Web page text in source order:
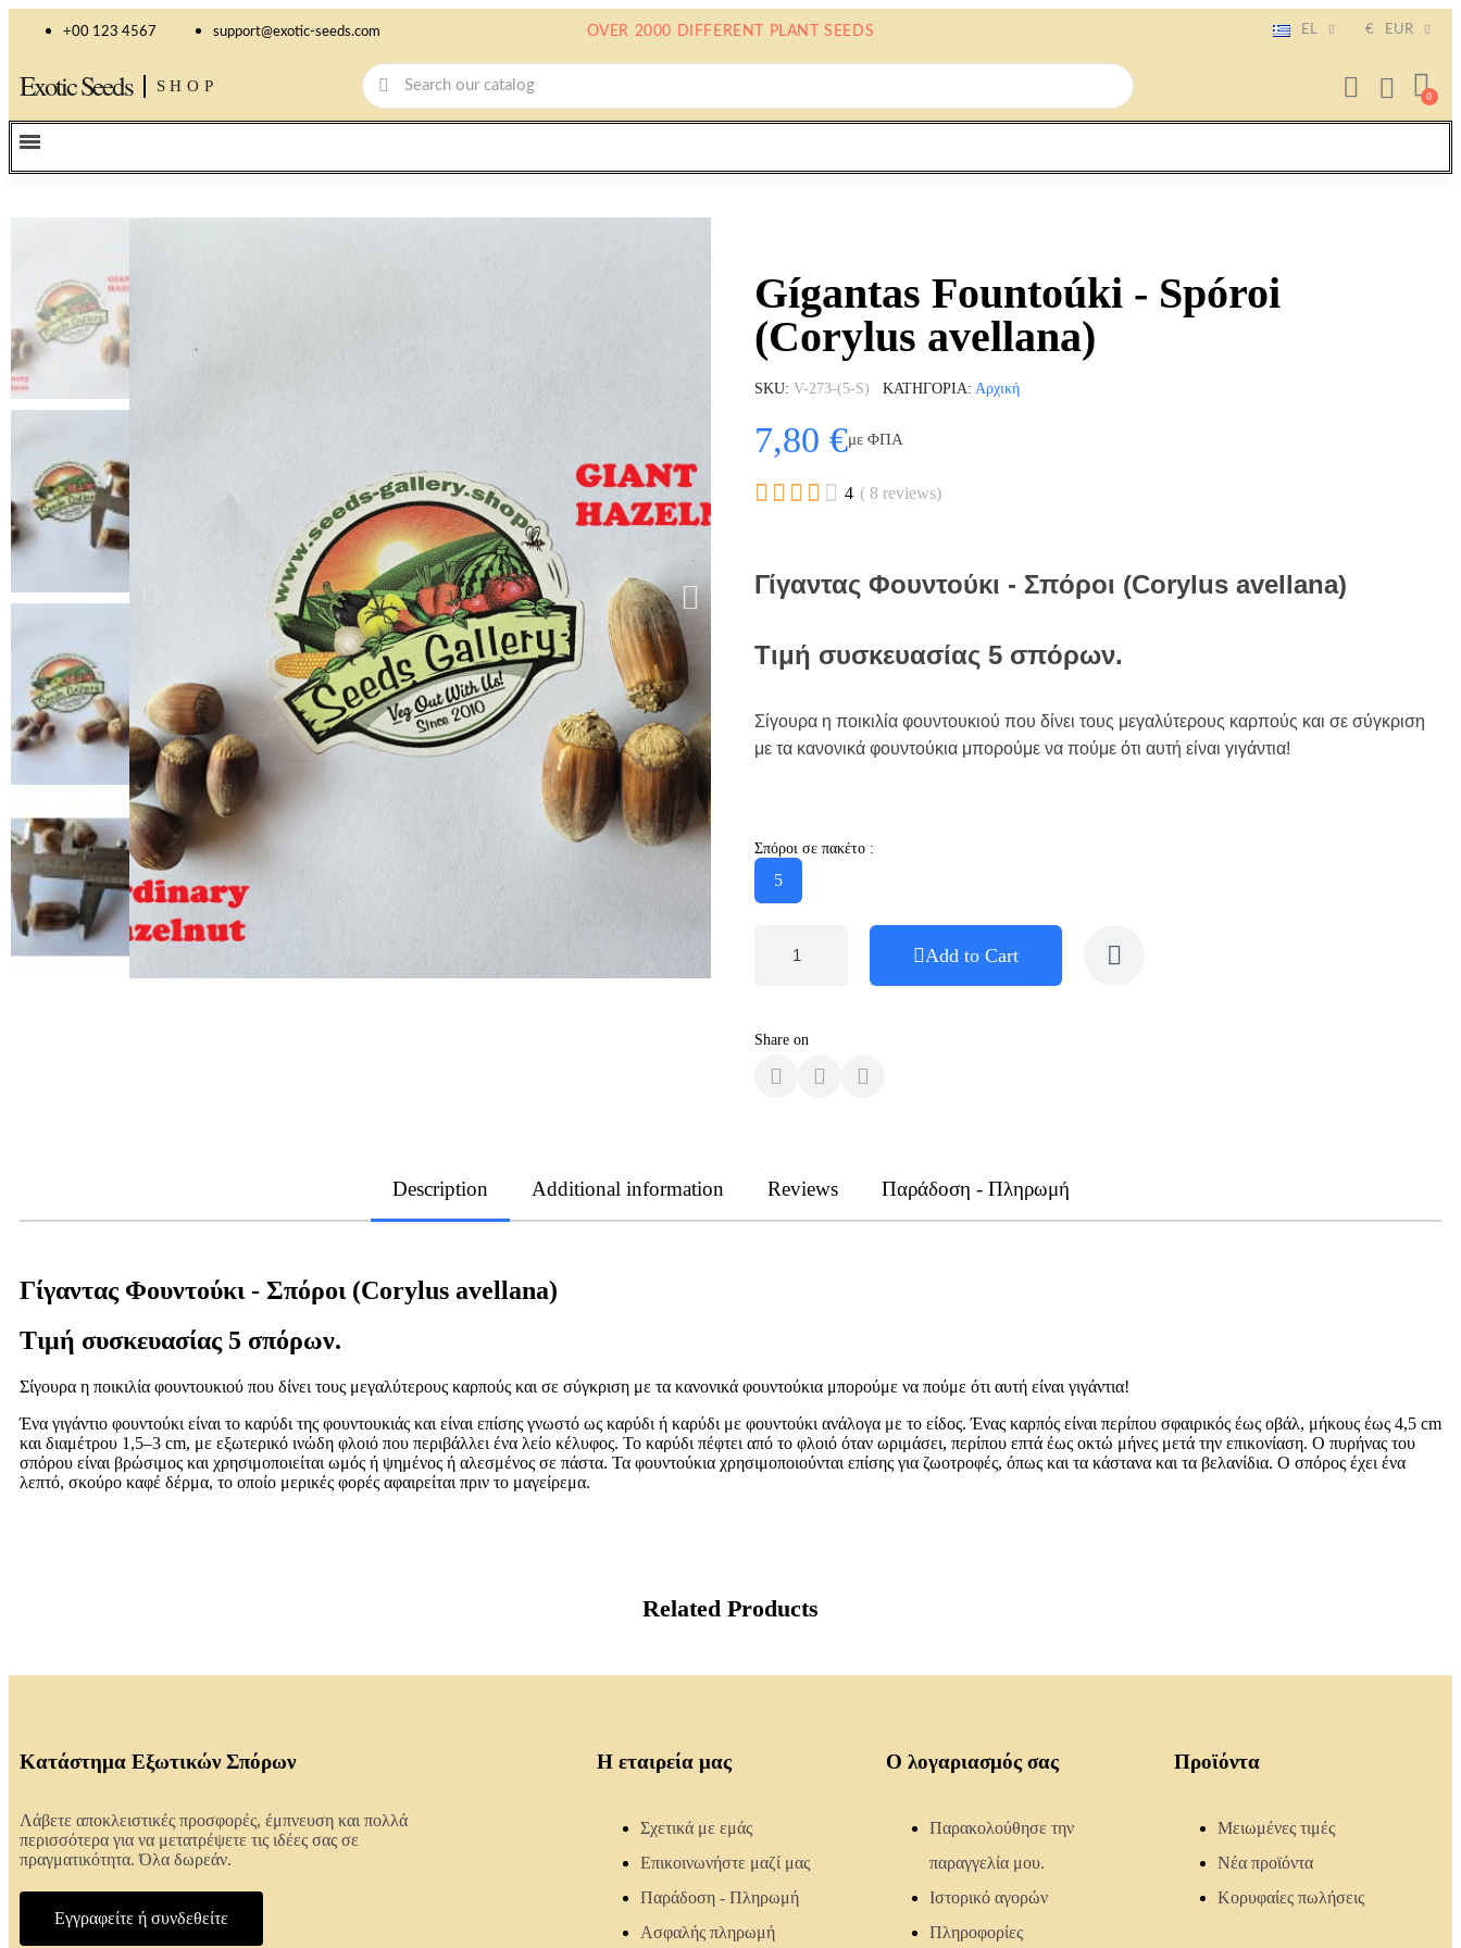
+00 123 4567 support@exotic-seeds.com OVER 2000 DIFFERENT PLANT SEEDS EL € EUR
Exotic Seeds SHOP
Gígantas Fountoúki - Spóroi
(Corylus avellana)
SKU V-273-(5-S) ΚΑΤΗΓΟΡΊΑ Αρχική
7,80 €με ΦΠΑ
     4 ( 8 reviews)
Γίγαντας Φουντούκι - Σπόροι (Corylus avellana)
Τιμή συσκευασίας 5 σπόρων.
Σίγουρα η ποικιλία φουντουκιού που δίνει τους μεγαλύτερους καρπούς και σε σύγκριση
με τα κανονικά φουντούκια μπορούμε να πούμε ότι αυτή είναι γιγάντια!
Σπόροι σε πακέτο :
5
Add to Cart
Share on
Description Additional information Reviews Παράδοση - Πληρωμή
Γίγαντας Φουντούκι - Σπόροι (Corylus avellana)
Τιμή συσκευασίας 5 σπόρων.
Σίγουρα η ποικιλία φουντουκιού που δίνει τους μεγαλύτερους καρπούς και σε σύγκριση με τα κανονικά φουντούκια μπορούμε να πούμε ότι αυτή είναι γιγάντια!
Ένα γιγάντιο φουντούκι είναι το καρύδι της φουντουκιάς και είναι επίσης γνωστό ως καρύδι ή καρύδι με φουντούκι ανάλογα με το είδος. Ένας καρπός είναι περίπου σφαιρικός έως οβάλ, μήκους έως 4,5 cm
και διαμέτρου 1,5–3 cm, με εξωτερικό ινώδη φλοιό που περιβάλλει ένα λείο κέλυφος. Το καρύδι πέφτει από το φλοιό όταν ωριμάσει, περίπου επτά έως οκτώ μήνες μετά την επικονίαση. Ο πυρήνας του
σπόρου είναι βρώσιμος και χρησιμοποιείται ωμός ή ψημένος ή αλεσμένος σε πάστα. Τα φουντούκια χρησιμοποιούνται επίσης για ζωοτροφές, όπως και τα κάστανα και τα βελανίδια. Ο σπόρος έχει ένα
λεπτό, σκούρο καφέ δέρμα, το οποίο μερικές φορές αφαιρείται πριν το μαγείρεμα.
Related Products
Κατάστημα Εξωτικών Σπόρων
Λάβετε αποκλειστικές προσφορές, έμπνευση και πολλά
περισσότερα για να μετατρέψετε τις ιδέες σας σε
πραγματικότητα. Όλα δωρεάν.
Εγγραφείτε ή συνδεθείτε
Η εταιρεία μας
Σχετικά με εμάς
Επικοινωνήστε μαζί μας
Παράδοση - Πληρωμή
Ασφαλής πληρωμή
Ο λογαριασμός σας
Παρακολούθησε την
παραγγελία μου.
Ιστορικό αγορών
Πληροφορίες
Προϊόντα
Μειωμένες τιμές
Νέα προϊόντα
Κορυφαίες πωλήσεις